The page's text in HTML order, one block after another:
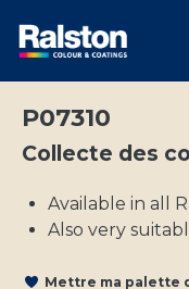
P07310
Collecte des
Available in all
Also very
Mettre ma palette